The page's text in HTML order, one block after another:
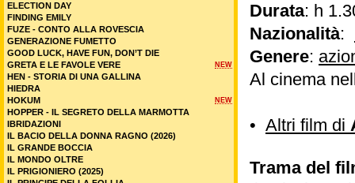
Durata: h
Nazionalità:
Genere:
Al cinema
• Altri film di
Trama del
ELECTION DAY
FINDING EMILY
FUZE - CONTO ALLA ROVESCIA
GENERAZIONE FUMETTO
GOOD LUCK, HAVE FUN, DON’T DIE
NEW
GRETA E LE FAVOLE VERE
HEN - STORIA DI UNA GALLINA
HIEDRA
NEW
HOKUM
HOPPER - IL SEGRETO DELLA MARMOTTA
IBRIDAZIONI
IL BACIO DELLA DONNA RAGNO (2026)
IL GRANDE BOCCIA
IL MONDO OLTRE
IL PRIGIONIERO (2025)